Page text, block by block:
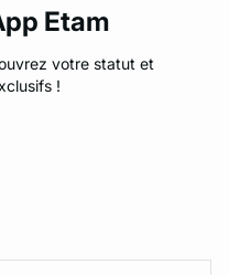
Etam
votre statut et
!